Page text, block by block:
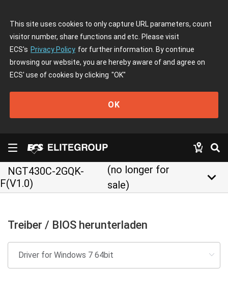
This site uses cookies to only capture URL parameters, count
visitor number, share functions and etc. Please visit
ECS's Privacy Policy for further information. By continue
browsing our website, you are hereby aware of and agree on
ECS' use of cookies by clicking "OK"
OK
NGT430C-2GQK-
F(V1.0)
(no longer for
sale)
keyboard_arrow_down
Treiber / BIOS herunterladen